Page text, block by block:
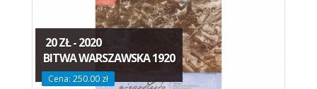
20 ZŁ - 2020
BITWA WARSZAWSKA 1920
Cena: 250.00 zł